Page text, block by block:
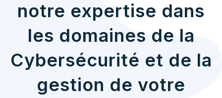
notre expertise dans
les domaines de la
Cybersécurité et de la
gestion de votre